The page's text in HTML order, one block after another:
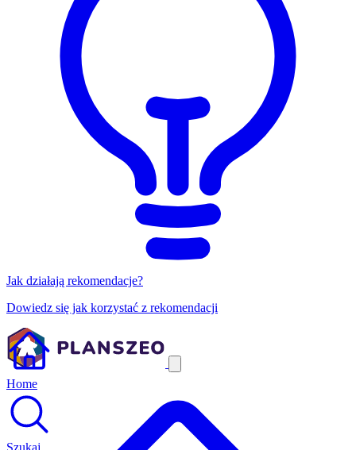
Jak działają rekomendacje?
Dowiedz się jak korzystać z rekomendacji
Home
Szukaj